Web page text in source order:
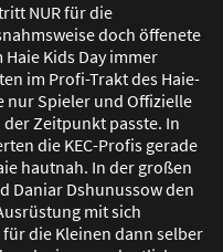
NUR für die
doch öffenete
Kids Day immer
im Profi-Trakt des Haie-
nur Spieler und Offizielle
Zeitpunkt passte. In
die KEC-Profis gerade
hautnah. In der großen
Daniar Dshunussow den
mit sich
die Kleinen dann selber